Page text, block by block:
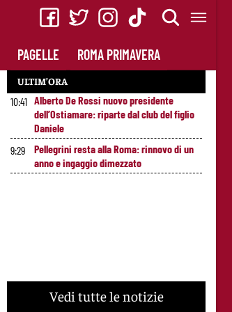
PAGELLE ROMA PRIMAVERA
ULTIM’ORA
10:41 Alberto De Rossi nuovo presidente
dell’Ostiamare: riparte dal club del figlio
Daniele
9:29
Pellegrini resta alla Roma: rinnovo di un
anno e ingaggio dimezzato
Vedi tutte le notizie